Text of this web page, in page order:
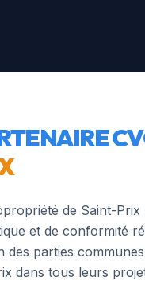
de Saint-Prix
et de conformité
des parties
dans tous leurs